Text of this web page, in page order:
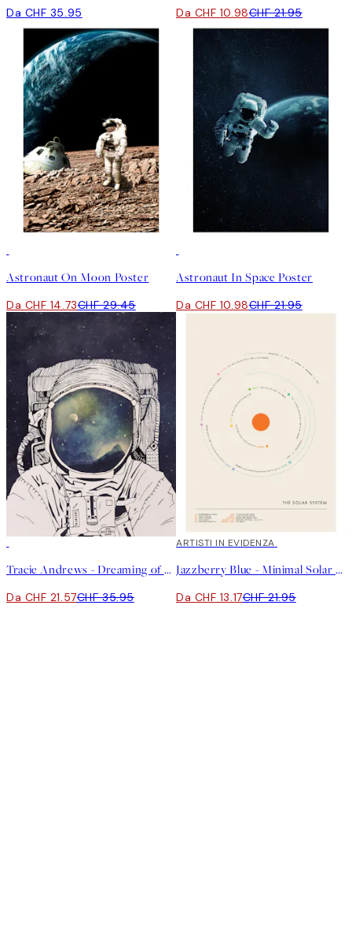
Da CHF 35.95 Da CHF 10.98CHF 21.95
Astronaut On Moon Poster
Da CHF 14.73CHF 29.45
Astronaut In Space Poster
Da CHF 10.98CHF 21.95
Tracie Andrews - Dreaming of Space Poster
Da CHF 21.57CHF 35.95
40%*
ARTISTI IN EVIDENZA
Jazzberry Blue - Minimal Solar System Poster
Da CHF 13.17CHF 21.95